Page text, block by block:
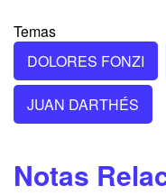
Temas
DOLORES FONZI
JUAN DARTHÉS
Notas